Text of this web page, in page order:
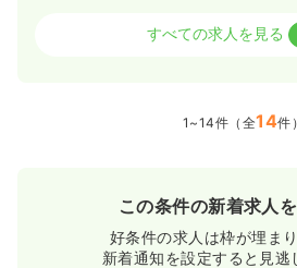
正看護師 / 管理職
万円/月 賞与3ヶ月
気になる
すべての求人を見る
1~14件（全14件）
この条件の新着求人
好条件の求人は枠が埋ま
新着通知を設定すると見逃